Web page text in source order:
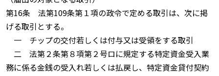
第16条 法第109条第１項の政令で定める取引は、次に掲
げる取引とする。
一 チップの交付若しくは付与又は受領をする取引
二 法第２条第８項第２号ロに規定する特定資金受入業
務に係る金銭の受入れ若しくは払戻し、特定資金貸付契約